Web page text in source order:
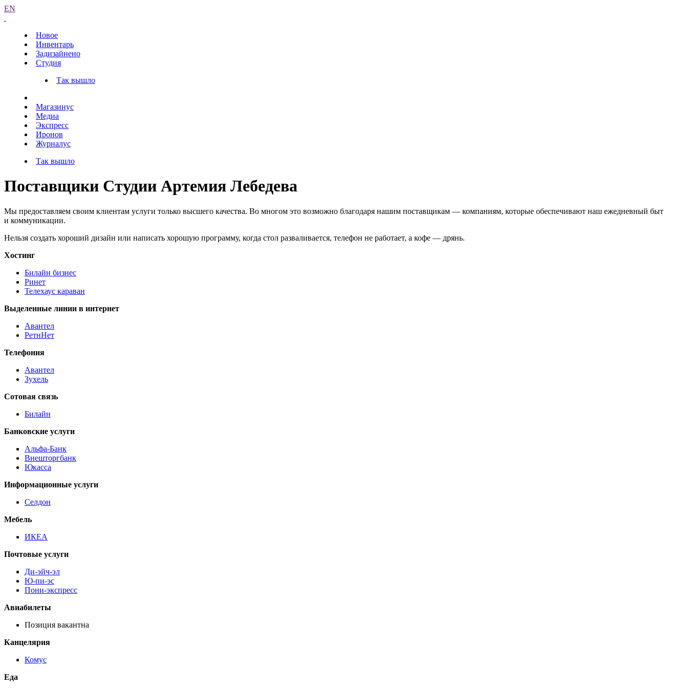
EN
Новое
Инвентарь
Задизайнено
Студия
Так вышло
Магазинус
Медиа
Экспресс
Иронов
Журналус
Так вышло
Поставщики Студии Артемия Лебедева
Мы предоставляем своим клиентам услуги только высшего качества. Во многом это возможно благодаря нашим поставщикам — компаниям, которые обеспечивают наш ежедневный быт
и коммуникации.
Нельзя создать хороший дизайн или написать хорошую программу, когда стол разваливается, телефон не работает, а кофе — дрянь.
Хостинг
Билайн бизнес
Ринет
Телехауc караван
Выделенные линии в интернет
Авантел
РетнНет
Телефония
Авантел
Зухель
Сотовая связь
Билайн
Банковские услуги
Альфа-Банк
Внешторгбанк
Юкасса
Информационные услуги
Селдон
Мебель
ИКЕА
Почтовые услуги
Ди-эйч-эл
Ю-пи-эс
Пони-экспресс
Авиабилеты
Позиция вакантна
Канцелярия
Комус
Еда